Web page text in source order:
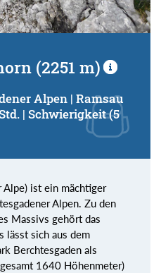
(2251 m)
Alpen | Ramsau
| Schwierigkeit (5
Alpe) ist ein mächtiger
Alpen. Zu den
Massivs gehört das
lässt sich aus dem
Berchtesgaden als
1640 Höhenmeter)